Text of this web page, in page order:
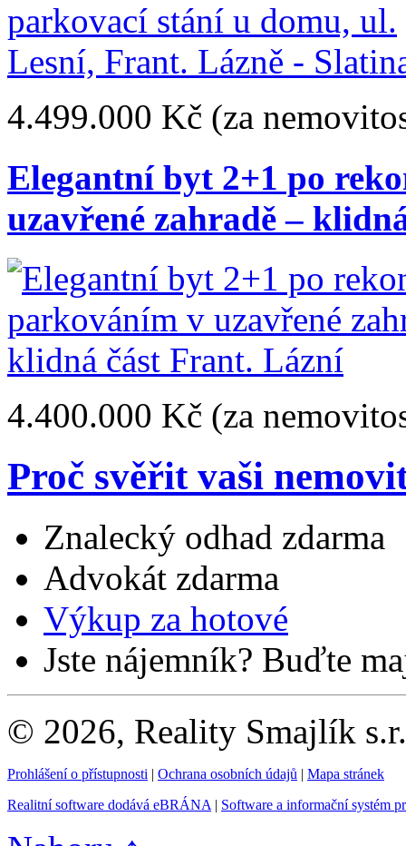
4.499.000 Kč (za
Elegantní byt 2+1 po
uzavřené zahradě –
4.400.000 Kč (za
Proč svěřit vaši
Znalecký odhad zdarma
Advokát zdarma
Výkup za hotové
Jste nájemník? Buďte
© 2026, Reality Smajlík
Prohlášení o přístupnosti | Ochrana osobních údajů | Mapa stránek
Realitní software dodává eBRÁNA | Software a informační systém